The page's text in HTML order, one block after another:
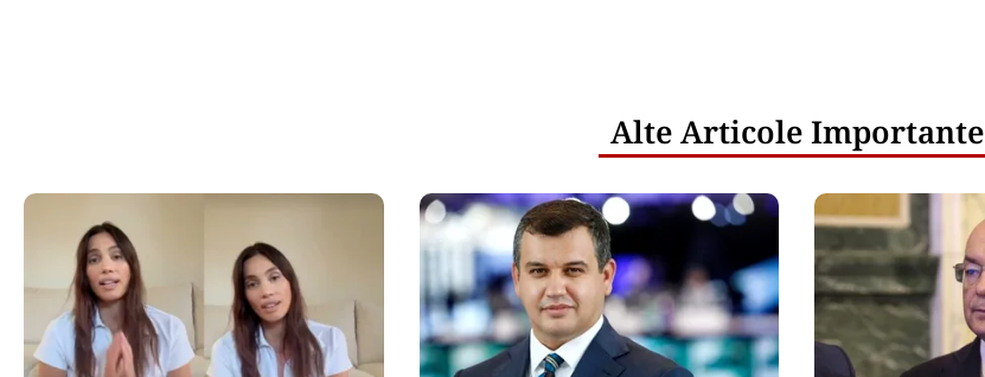
Alte Articole Importante